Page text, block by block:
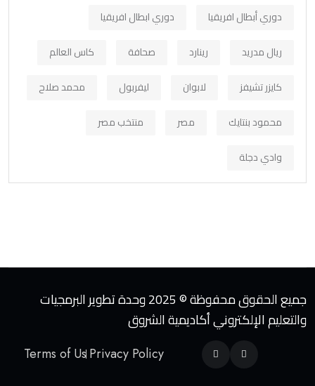
دوري أبطال افريقيا
دوري ابطال افريقيا
ريال مدريد
رينارد صحافة
كاس العالم
كايزر تشيفز
لابوان ليفربول
محمد صلاح
محمود بنتايك
مصر
منتخب مصر
وادي دجلة
جميع الحقوق محفوظة © 2025 وحدة تطوير البرمجيات
والتعليم الإلكتروني أكاديمية الشروق
Terms of UsPrivacy Policy